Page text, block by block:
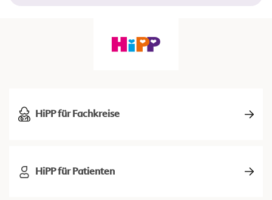
HiPP für Fachkreise
HiPP für Patienten